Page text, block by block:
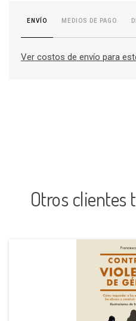
ENVÍO MEDIOS DE PAGO
Ver costos de envío para
Otros clientes